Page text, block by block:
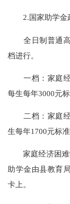
2.国家助学金
全日制普通高
档进行。
一档：家庭经
每生每年3000元
二档：家庭经
生每年1700元标
家庭经济困难
助学金由县教育
卡上。